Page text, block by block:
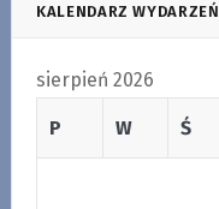
KALENDARZ WYDARZEŃ
sierpień 2026
P W Ś